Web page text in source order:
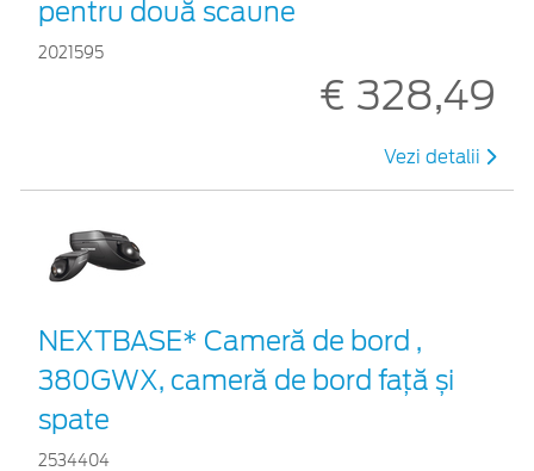
pentru două scaune
2021595
€ 328,49
Vezi detalii
NEXTBASE* Cameră de bord ,
380GWX, cameră de bord față și
spate
2534404